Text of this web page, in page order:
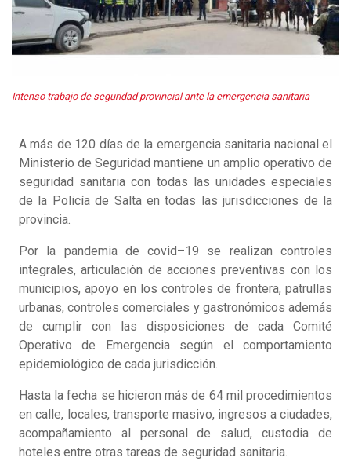
Intenso trabajo de seguridad provincial ante la emergencia sanitaria
A más de 120 días de la emergencia sanitaria nacional el
Ministerio de Seguridad mantiene un amplio operativo de
seguridad sanitaria con todas las unidades especiales
de la Policía de Salta en todas las jurisdicciones de la
provincia.
Por la pandemia de covid–19 se realizan controles
integrales, articulación de acciones preventivas con los
municipios, apoyo en los controles de frontera, patrullas
urbanas, controles comerciales y gastronómicos además
de cumplir con las disposiciones de cada Comité
Operativo de Emergencia según el comportamiento
epidemiológico de cada jurisdicción.
Hasta la fecha se hicieron más de 64 mil procedimientos
en calle, locales, transporte masivo, ingresos a ciudades,
acompañamiento al personal de salud, custodia de
hoteles entre otras tareas de seguridad sanitaria.